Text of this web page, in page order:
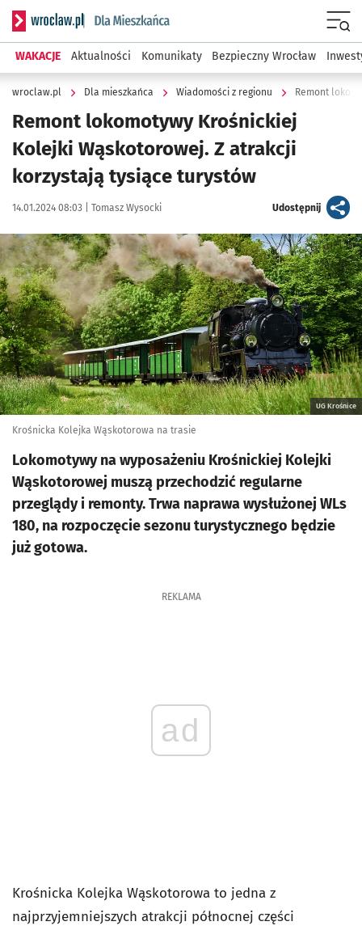
Serwis informacyjny wroclaw.pl podserwis: Dla mieszkańca
WAKACJE Aktualności Komunikaty Bezpieczny Wrocław
wroclaw.pl Dla mieszkańca Wiadomości z regionu
Remont lokomotywy Krośnickiej
Kolejki Wąskotorowej. Z atrakcji
korzystają tysiące turystów
Data publikacji:
14.01.2024 08:03 | Autor:
Tomasz Wysocki Udostępnijartykuł
Kliknij, aby powiększyć
UG Krośnice
Krośnicka Kolejka Wąskotorowa na trasie
Lokomotywy na wyposażeniu Krośnickiej Kolejki
Wąskotorowej muszą przechodzić regularne
przeglądy i remonty. Trwa naprawa wysłużonej WLs
180, na rozpoczęcie sezonu turystycznego będzie
już gotowa.
REKLAMA
ad
Krośnicka Kolejka Wąskotorowa to jedna z
najprzyjemniejszych atrakcji północnej części